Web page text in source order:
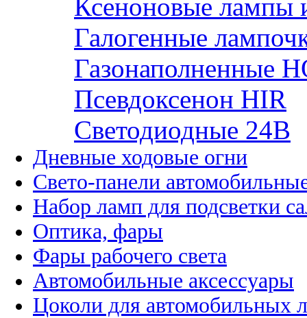
Ксеноновые лампы
Галогенные
Газонаполненные
Псевдоксенон HIR
Cветодиодные 24B
Дневные ходовые огни
Свето-панели
Набор ламп для подсветки
Оптика, фары
Фары рабочего света
Автомобильные аксессуары
Цоколи для автомобильных